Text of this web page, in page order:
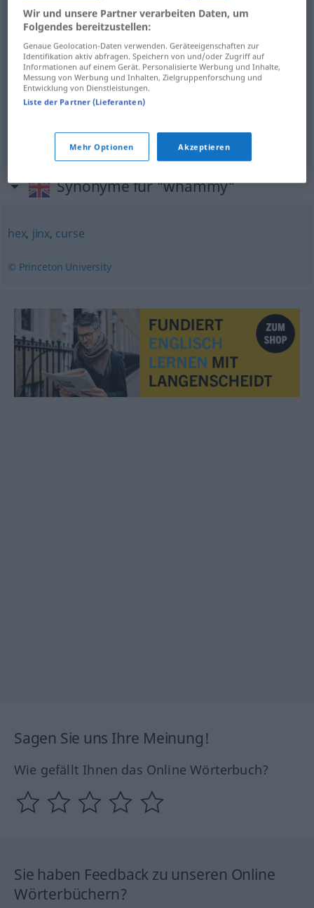
Schlagm whammysetback
Pechn whammy setback
Synonyme für "whammy"
hex, jinx, curse
© Princeton University
Sagen Sie uns Ihre Meinung!
Wie gefällt Ihnen das Online Wörterbuch?
Sie haben Feedback zu unseren Online
Wörterbüchern?
Wir und unsere Partner verarbeiten Daten, um
Folgendes bereitzustellen:
Genaue Geolocation-Daten verwenden. Geräteeigenschaften zur
Identifikation aktiv abfragen. Speichern von und/oder Zugriff auf
Informationen auf einem Gerät. Personalisierte Werbung und Inhalte,
Messung von Werbung und Inhalten, Zielgruppenforschung und
Entwicklung von Dienstleistungen.
Liste der Partner (Lieferanten)
Mehr Optionen Akzeptieren